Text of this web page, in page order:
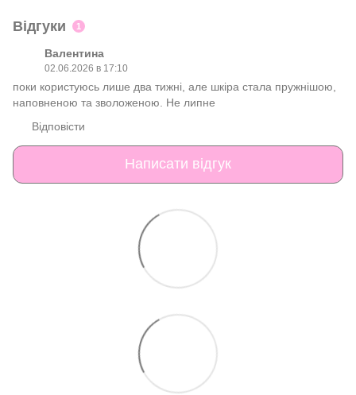
Відгуки 1
Валентина
02.06.2026 в 17:10
поки користуюсь лише два тижні, але шкіра стала пружнішою,
наповненою та зволоженою. Не липне
Відповісти
Написати відгук